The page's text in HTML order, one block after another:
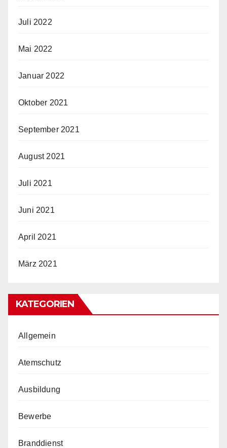
Juli 2022
Mai 2022
Januar 2022
Oktober 2021
September 2021
August 2021
Juli 2021
Juni 2021
April 2021
März 2021
KATEGORIEN
Allgemein
Atemschutz
Ausbildung
Bewerbe
Branddienst